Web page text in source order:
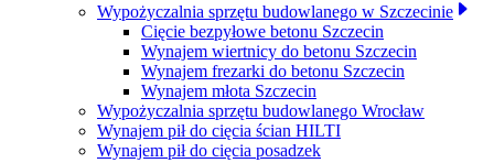
Wypożyczalnia sprzętu budowlanego w Szczecinie
Cięcie bezpyłowe betonu Szczecin
Wynajem wiertnicy do betonu Szczecin
Wynajem frezarki do betonu Szczecin
Wynajem młota Szczecin
Wypożyczalnia sprzętu budowlanego Wrocław
Wynajem pił do cięcia ścian HILTI
Wynajem pił do cięcia posadzek